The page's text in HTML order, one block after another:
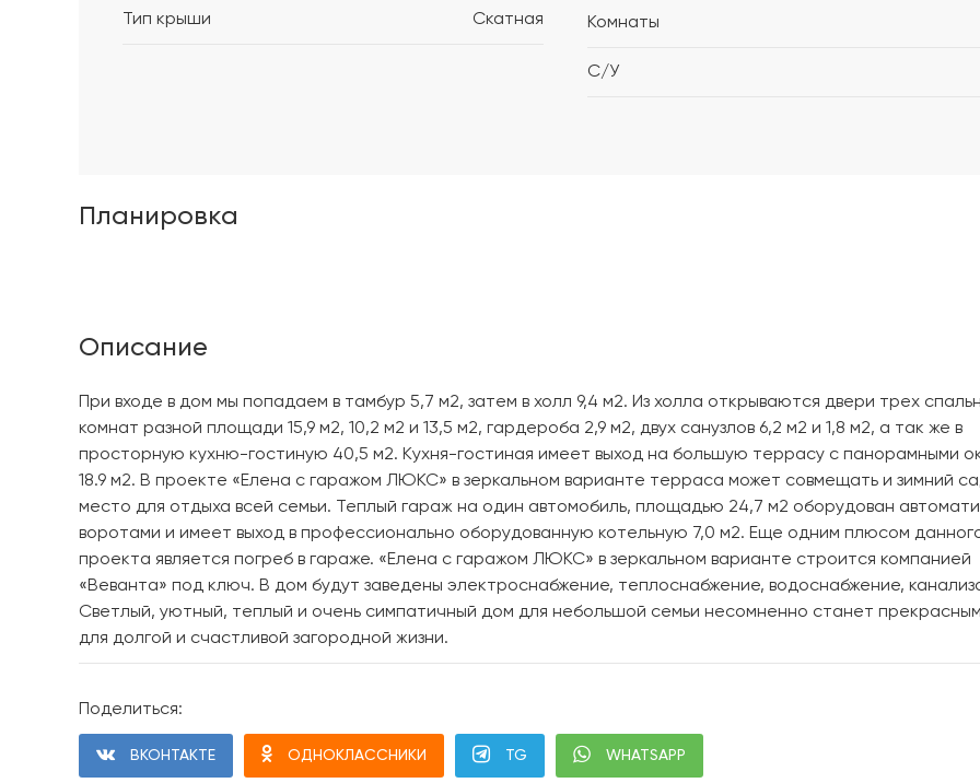
Тип крыши Скатная Комнаты
С/У
Планировка
Описание
При входе в дом мы попадаем в тамбур 5,7 м2, затем в холл 9,4 м2. Из холла открываются двери трех
комнат разной площади 15,9 м2, 10,2 м2 и 13,5 м2, гардероба 2,9 м2, двух санузлов 6,2 м2 и 1,8 м2, а так же в
просторную кухню-гостиную 40,5 м2. Кухня-гостиная имеет выход на большую террасу с панорамными
18.9 м2. В проекте «Елена с гаражом ЛЮКС» в зеркальном варианте терраса может совмещать и зимний
место для отдыха всей семьи. Теплый гараж на один автомобиль, площадью 24,7 м2 оборудован
воротами и имеет выход в профессионально оборудованную котельную 7,0 м2. Еще одним плюсом
проекта является погреб в гараже. «Елена с гаражом ЛЮКС» в зеркальном варианте строится компанией
«Веванта» под ключ. В дом будут заведены электроснабжение, теплоснабжение, водоснабжение,
Светлый, уютный, теплый и очень симпатичный дом для небольшой семьи несомненно станет
для долгой и счастливой загородной жизни.
Поделиться:
ВКОНТАКТЕ ОДНОКЛАССНИКИ TG WHATSAPP